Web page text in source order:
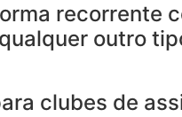
recorrente
outro
clubes de